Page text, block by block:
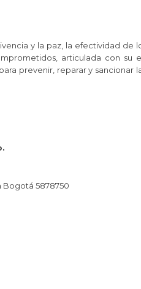
y la paz, la efectividad de
articulada con su
prevenir, reparar y sancionar
Bogotá 5878750​